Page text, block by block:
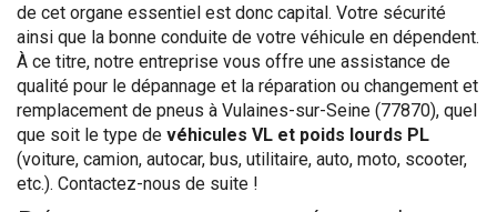
de cet organe essentiel est donc capital. Votre sécurité
ainsi que la bonne conduite de votre véhicule en dépendent.
À ce titre, notre entreprise vous offre une assistance de
qualité pour le dépannage et la réparation ou changement et
remplacement de pneus à Vulaines-sur-Seine (77870), quel
que soit le type de véhicules VL et poids lourds PL
(voiture, camion, autocar, bus, utilitaire, auto, moto, scooter,
etc.). Contactez-nous de suite !